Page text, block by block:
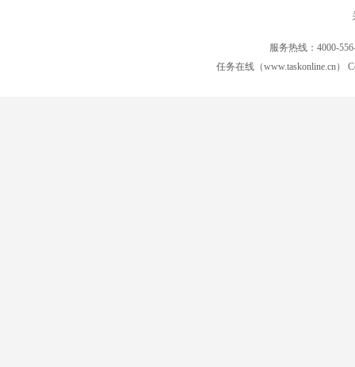
服务热线：4000-
任务在线（www.taskonline.cn